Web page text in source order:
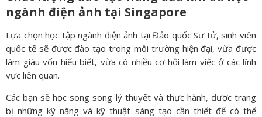
ngành điện ảnh tại Singapore
Lựa chọn học tập ngành điện ảnh tại Đảo quốc Sư tử, sinh viên
quốc tế sẽ được đào tạo trong môi trường hiện đại, vừa được
làm giàu vốn hiểu biết, vừa có nhiều cơ hội làm việc ở các lĩnh
vực liên quan.
Các bạn sẽ học song song lý thuyết và thực hành, được trang
bị những kỹ năng và kỹ thuật sáng tạo cần thiết để có thể